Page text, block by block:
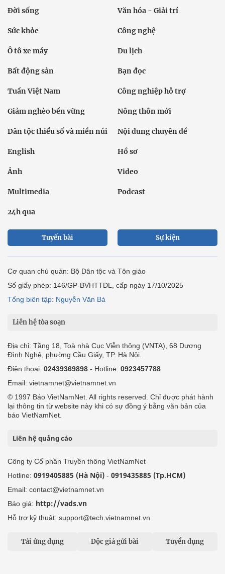
Đời sống Văn hóa - Giải trí
Sức khỏe Công nghệ
Ô tô xe máy Du lịch
Bất động sản Bạn đọc
Tuần Việt Nam Công nghiệp hỗ trợ
Giảm nghèo bền vững Nông thôn mới
Dân tộc thiểu số và miền núi Nội dung chuyên đề
English Hồ sơ
Ảnh Video
Multimedia Podcast
24h qua
Tuyến bài Sự kiện
Cơ quan chủ quản: Bộ Dân tộc và Tôn giáo
Số giấy phép: 146/GP-BVHTTDL, cấp ngày 17/10/2025
Tổng biên tập: Nguyễn Văn Bá
Liên hệ tòa soạn
Địa chỉ: Tầng 18, Toà nhà Cục Viễn thông (VNTA), 68 Dương
Đình Nghệ, phường Cầu Giấy, TP. Hà Nội.
Điện thoại: 02439369898 - Hotline: 0923457788
Email: vietnamnet@vietnamnet.vn
© 1997 Báo VietNamNet. All rights reserved. Chỉ được phát hành
lại thông tin từ website này khi có sự đồng ý bằng văn bản của
báo VietNamNet.
Liên hệ quảng cáo
Công ty Cổ phần Truyền thông VietNamNet
Hotline: 0919405885 (Hà Nội) - 0919435885 (Tp.HCM)
Email: contact@vietnamnet.vn
Báo giá: http://vads.vn
Hỗ trợ kỹ thuật: support@tech.vietnamnet.vn
Tải ứng dụng Độc giả gửi bài Tuyển dụng